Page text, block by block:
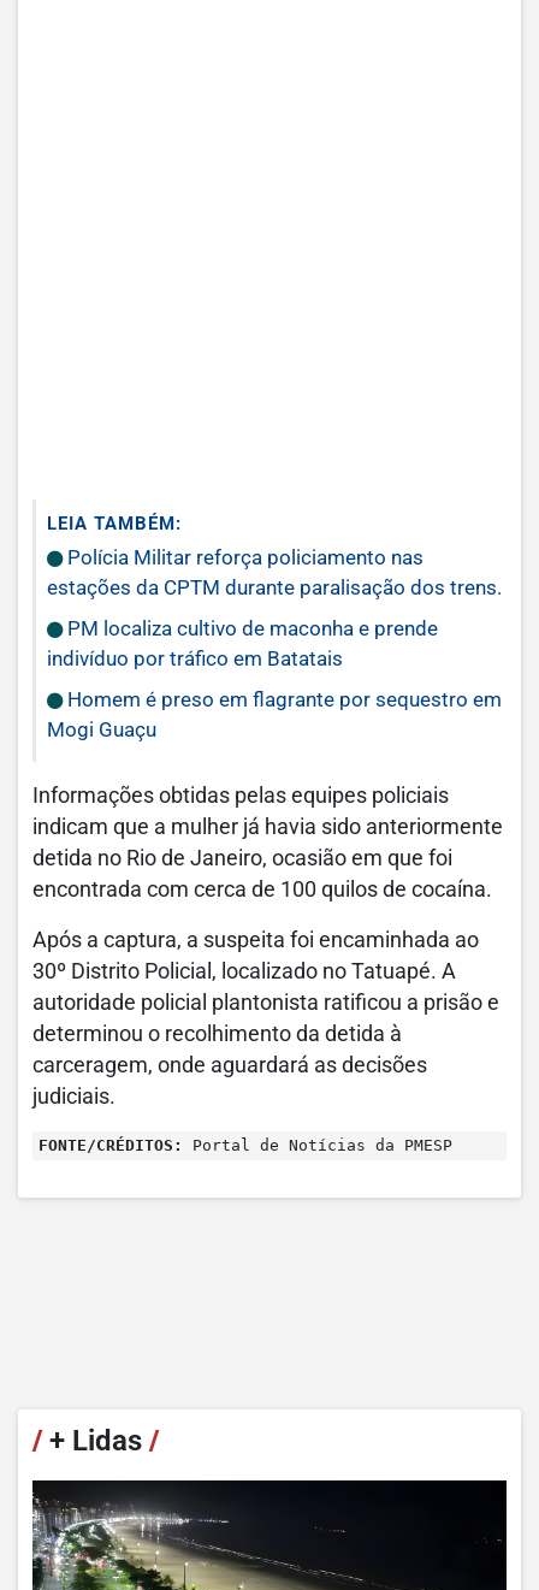
LEIA TAMBÉM:
Polícia Militar reforça policiamento nas
estações da CPTM durante paralisação dos trens.
PM localiza cultivo de maconha e prende
indivíduo por tráfico em Batatais
Homem é preso em flagrante por sequestro em
Mogi Guaçu
Informações obtidas pelas equipes policiais
indicam que a mulher já havia sido anteriormente
detida no Rio de Janeiro, ocasião em que foi
encontrada com cerca de 100 quilos de cocaína.
Após a captura, a suspeita foi encaminhada ao
30º Distrito Policial, localizado no Tatuapé. A
autoridade policial plantonista ratificou a prisão e
determinou o recolhimento da detida à
carceragem, onde aguardará as decisões
judiciais.
FONTE/CRÉDITOS: Portal de Notícias da PMESP
/+ Lidas /